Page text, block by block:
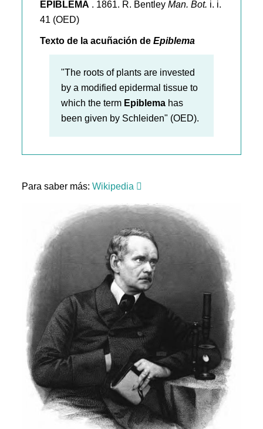
EPIBLEMA . 1861. R. BentleyMan. Bot. i. i.
41 (OED)
Texto de la acuñación deEpiblema
"The roots of plants are invested
by a modified epidermal tissue to
which the term Epiblemahas
been given by Schleiden" (OED).
Para saber más:Wikipedia